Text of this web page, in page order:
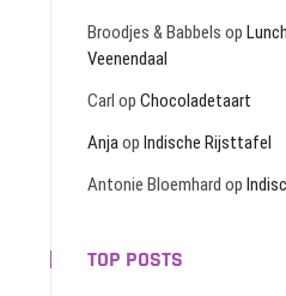
Broodjes & Babbels op
Veenendaal
Carl op Chocoladetaart
Anjaop Indische Rijsttafel
Antonie Bloemhard op
TOP POSTS